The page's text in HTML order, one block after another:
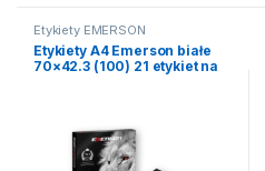
Etykiety EMERSON
Etykiety A4 Emerson białe
70×42.3 (100) 21 etykiet na